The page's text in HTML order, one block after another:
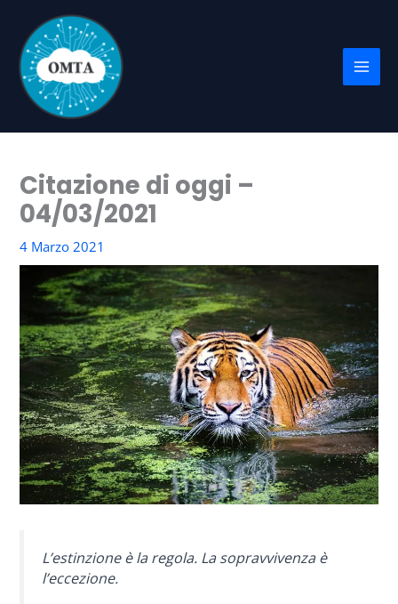
contenuto
Citazione di oggi –
04/03/2021
4 Marzo 2021
L’estinzione è la regola. La sopravvivenza è
l’eccezione.